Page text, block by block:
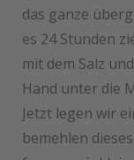
das ganze
es 24 Stunden
mit dem Salz
Hand unter die
Jetzt legen wir
bemehlen